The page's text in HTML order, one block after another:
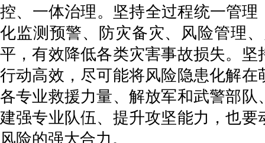
控、一体治理。坚持全过程统一管
化监测预警、防灾备灾、风险管理
平，有效降低各类灾害事故损失。
行动高效，尽可能将风险隐患化解
各专业救援力量、解放军和武警部
建强专业队伍、提升攻坚能力，也
风险的强大合力。